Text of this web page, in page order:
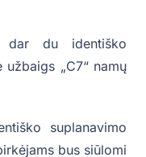
dar du identiško
„C7“ namų
suplanavimo
bus siūlomi